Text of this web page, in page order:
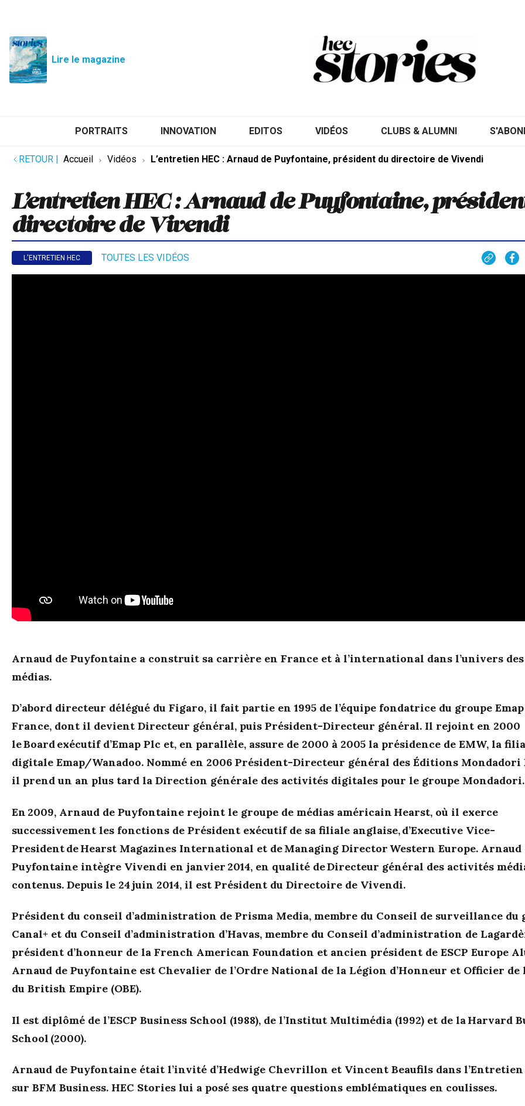
Lire le magazine
PORTRAITS INNOVATION EDITOS VIDÉOS CLUBS & ALUMNI
RETOUR | Accueil Vidéos L’entretien HEC : Arnaud de Puyfontaine, président du directoire de Vivendi
L’entretien HEC : Arnaud de Puyfontaine,
directoire de Vivendi
L'ENTRETIEN HEC TOUTES LES VIDÉOS
Arnaud de Puyfontaine a construit sa carrière en France et à l’international dans l’univers des
médias.
D’abord directeur délégué du Figaro, il fait partie en 1995 de l’équipe fondatrice du groupe
France, dont il devient Directeur général, puis Président-Directeur général. Il rejoint en 2000
le Board exécutif d’Emap Plc et, en parallèle, assure de 2000 à 2005 la présidence de EMW, la
digitale Emap/Wanadoo. Nommé en 2006 Président-Directeur général des Éditions Mondadori
il prend un an plus tard la Direction générale des activités digitales pour le groupe Mondadori.
En 2009, Arnaud de Puyfontaine rejoint le groupe de médias américain Hearst, où il exerce
successivement les fonctions de Président exécutif de sa filiale anglaise, d’Executive Vice-
President de Hearst Magazines International et de Managing Director Western Europe. Arnaud
Puyfontaine intègre Vivendi en janvier 2014, en qualité de Directeur général des activités
contenus. Depuis le 24 juin 2014, il est Président du Directoire de Vivendi.
Président du conseil d’administration de Prisma Media, membre du Conseil de surveillance du
Canal+ et du Conseil d’administration d’Havas, membre du Conseil d’administration de
président d’honneur de la French American Foundation et ancien président de ESCP Europe
Arnaud de Puyfontaine est Chevalier de l’Ordre National de la Légion d’Honneur et Officier de
du British Empire (OBE).
Il est diplômé de l’ESCP Business School (1988), de l’Institut Multimédia (1992) et de la Harvard
School (2000).
Arnaud de Puyfontaine était l’invité d’Hedwige Chevrillon et Vincent Beaufils dans l’Entretien
sur BFM Business. HEC Stories lui a posé ses quatre questions emblématiques en coulisses.